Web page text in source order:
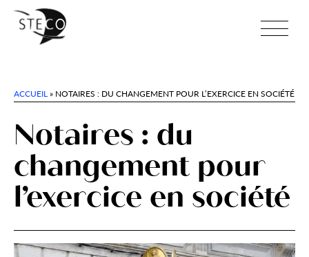
ACCUEIL» NOTAIRES : DU CHANGEMENT POUR L’EXERCICE EN SOCIÉTÉ
Notaires : du
changement pour
l’exercice en société